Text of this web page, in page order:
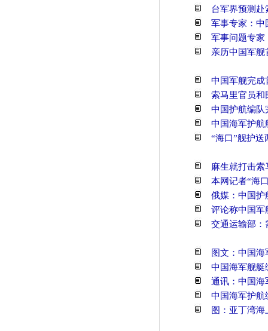
台军界预测
军事专家：中
军事问题专家
亲历中国军
中国军舰完成
索马里官员和
中国护航编队
中国海军护航
“海口”舰护
麻生就打击
本网记者“海
俄媒：中国护
评论称中国军
交通运输部：
图文：中国
中国海军舰艇
通讯：中国海
中国海军护航
图：亚丁湾海